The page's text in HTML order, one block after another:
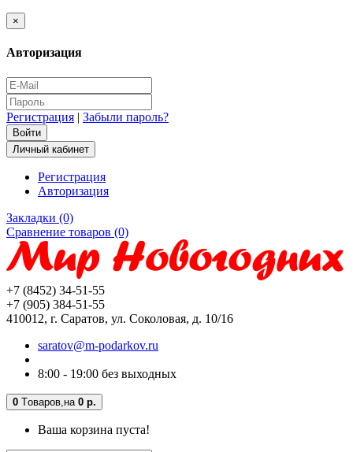
×
Авторизация
Регистрация | Забыли пароль?
Личный кабинет
Регистрация
Авторизация
Закладки (0)
Сравнение товаров (0)
+7 (8452) 34-51-55
+7 (905) 384-51-55
410012, г. Саратов, ул. Соколовая, д. 10/16
saratov@m-podarkov.ru
8:00 - 19:00 без выходных
0 Tоваров, на 0 р.
Ваша корзина пуста!